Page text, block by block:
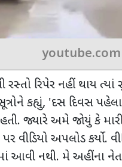
youtube.com
રસ્તો રિપેર નહીં થાય
કહ્યું, 'દસ દિવસ પહેલા
જ્યારે અમે જોયું કે મારી
વીડિયો અપલોડ કર્યો.
આવી નથી. મે